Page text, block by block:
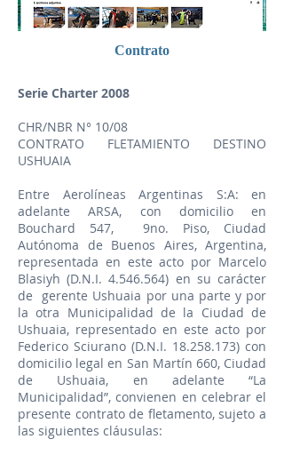
Contrato
Serie Charter 2008
CHR/NBR N° 10/08
CONTRATO FLETAMIENTO DESTINO
USHUAIA
Entre Aerolíneas Argentinas S:A: en
adelante ARSA, con domicilio en
Bouchard 547, 9no. Piso, Ciudad
Autónoma de Buenos Aires, Argentina,
representada en este acto por Marcelo
Blasiyh (D.N.I.4.546.564) en su carácter
de gerente Ushuaia por una parte y por
la otra Municipalidad de la Ciudad de
Ushuaia, representado en este acto por
Federico Sciurano (D.N.I. 18.258.173) con
domicilio legal en San Martín 660, Ciudad
de Ushuaia, en adelante “La
Municipalidad”, convienen en celebrar el
presente contrato de fletamento, sujeto a
las siguientes cláusulas: